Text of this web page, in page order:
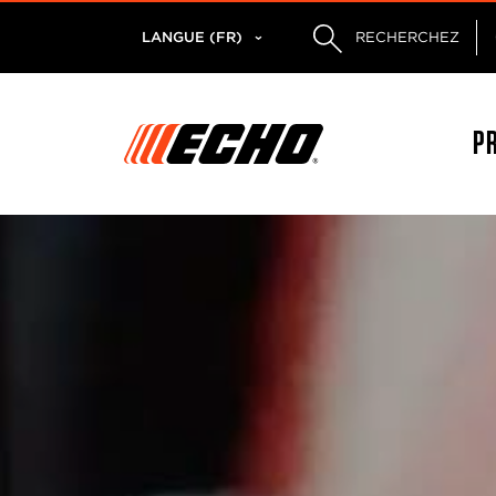
LANGUE (FR) RECHERCHEZ